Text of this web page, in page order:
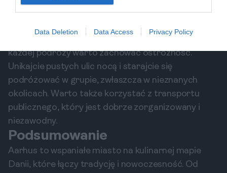
Data Deletion Data Access Privacy Policy
dogów w wyjątkowych wariantach.
Bezpieczeństwo i Lokalne Rady
każdej podróży warto zachować ostrożność.
Unikajcie pustych ulic nocą i starajcie się
podróżować w grupie, zwłaszcza w nieznanych
okolicach. Warto także korzystać z transportu
publicznego, który jest dobrze zorganizowany i
niezawodny.
Podsumowanie
Aarhus to wspaniałe miasto na kulinarnej mapie
Danii, które łączy tradycję i nowoczesność. Od